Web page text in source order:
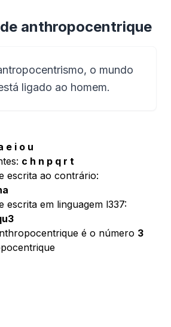
anthropocentrique
o mundo
ligado ao homem.
e i o u
c h n p q r t
escrita ao contrário:
escrita em linguagem l337:
é o número 3